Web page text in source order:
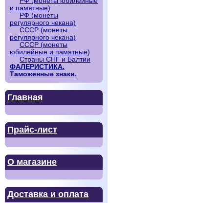
и памятные)
РФ (монеты
регулярного чекана)
СССР (монеты
регулярного чекана)
СССР (монеты
юбилейные и памятные)
Страны СНГ и Балтии
ФАЛЕРИСТИКА.
Таможенные знаки.
Главная
Прайс-лист
О магазине
Доставка и оплата